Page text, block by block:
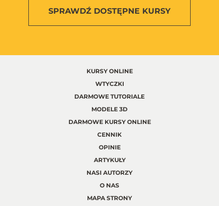
SPRAWDŹ DOSTĘPNE KURSY
KURSY ONLINE
WTYCZKI
DARMOWE TUTORIALE
MODELE 3D
DARMOWE KURSY ONLINE
CENNIK
OPINIE
ARTYKUŁY
NASI AUTORZY
O NAS
MAPA STRONY